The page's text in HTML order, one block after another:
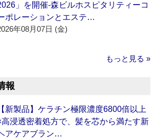
」を開催‐森ビルホスピタリティーコ
ポレーションとエステ…
年08月07日 (金)
もっと見る »
報
【新製品】ケラチン極限濃度6800倍以上
高浸透密着処方で、髪を芯から満たす新
アケアブラン…